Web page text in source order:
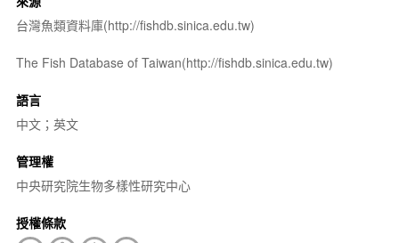
台灣魚類資料庫(http://fishdb.sinica.edu.tw)
The Fish Database of Taiwan(http://fishdb.sinica.edu.tw)
語言
中文；英文
管理權
中央研究院生物多樣性研究中心
授權條款